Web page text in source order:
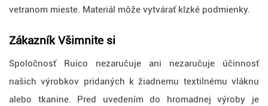
vetranom mieste. Materiál môže vytvárať klzké podmienky.
ZákazníkVšimnite si
Spoločnosť Ruico nezaručuje ani nezaručuje účinnosť
našich výrobkov pridaných k žiadnemu textilnému vláknu
alebo tkanine. Pred uvedením do hromadnej výroby je